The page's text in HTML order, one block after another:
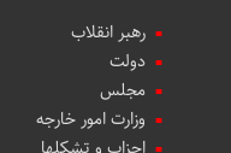
رهبر انقلاب
دولت
مجلس
وزارت امور خارجه